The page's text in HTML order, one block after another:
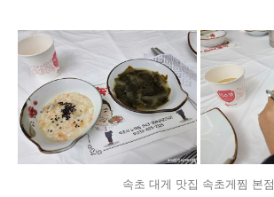
속초 대게 맛집 속초게찜 본점